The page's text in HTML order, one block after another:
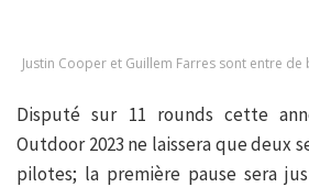
Justin Cooper et Guillem Farres sont entre
Disputé sur 11 rounds cette
Outdoor 2023 ne laissera que deux
pilotes; la première pause sera